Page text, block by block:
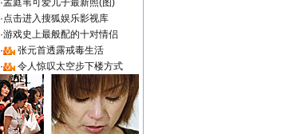
·孟庭苇可爱儿子最新照(图)
·点击进入搜狐娱乐影视库
·游戏史上最般配的十对情侣
·
张元首透露戒毒生活
· 令人惊叹太空步下楼方式